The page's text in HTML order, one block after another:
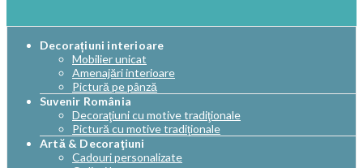
Decorațiuni interioare
Mobilier unicat
Amenajări interioare
Pictură pe pânză
Suvenir România
Decoraţiuni cu motive tradiţionale
Pictură cu motive tradiţionale
Artă & Decoraţiuni
Cadouri personalizate